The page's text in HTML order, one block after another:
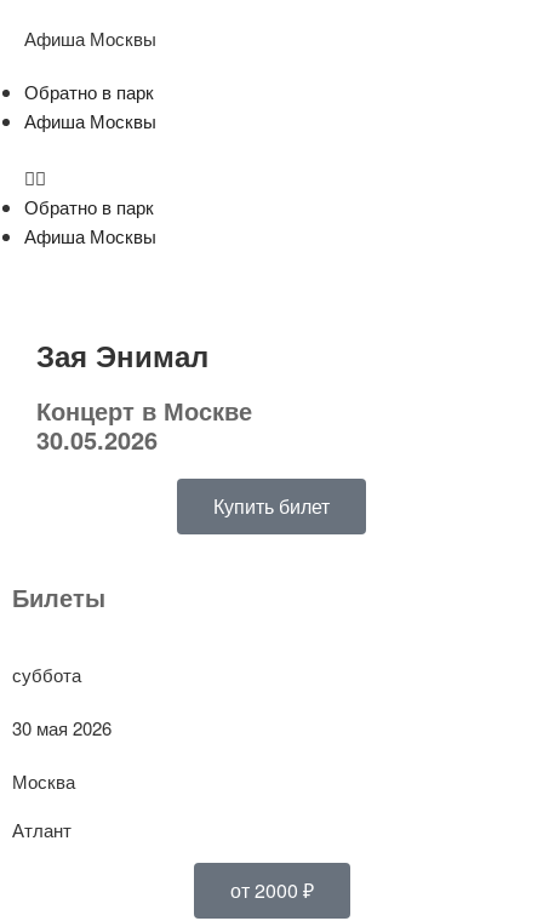
Афиша Москвы
Обратно в парк
Афиша Москвы
Обратно в парк
Афиша Москвы
Зая Энимал
Концерт в Москве
30.05.2026
Купить билет
Билеты
суббота
30 мая 2026
Москва
Атлант
от 2000 ₽